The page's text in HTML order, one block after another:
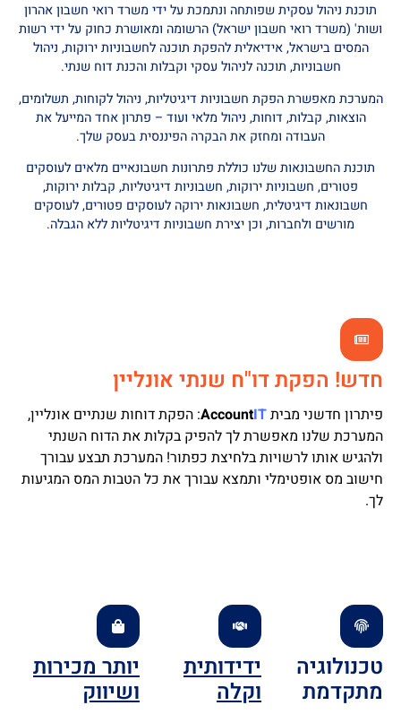
תוכנת ניהול עסקית שפותחה ונתמכת על ידי משרד רואי חשבון אהרון
ושות' (משרד רואי חשבון ישראל) הרשומה ומאושרת כחוק על ידי רשות
המסים בישראל, אידיאלית להפקת תוכנה לחשבוניות ירוקות, ניהול
חשבוניות, תוכנה לניהול עסקי וקבלות והכנת דוח שנתי.
המערכת מאפשרת הפקת חשבוניות דיגיטליות, ניהול לקוחות, תשלומים,
הוצאות, קבלות, דוחות, ניהול מלאי ועוד – פתרון אחד המייעל את
העבודה ומחזק את הבקרה הפיננסית בעסק שלך.
תוכנת החשבונאות שלנו כוללת פתרונות חשבונאיים מלאים לעוסקים
פטורים, חשבוניות ירוקות, חשבוניות דיגיטליות, קבלות ירוקות,
חשבונאות דיגיטלית, חשבונאות ירוקה לעוסקים פטורים, לעוסקים
מורשים ולחברות, וכן יצירת חשבוניות דיגיטליות ללא הגבלה.
חדש! הפקת דו"ח שנתי אונליין
פיתרון חדשני מבית AccountIT
: הפקת דוחות שנתיים אונליין,
המערכת שלנו מאפשרת לך להפיק בקלות את הדוח השנתי
ולהגיש אותו לרשויות בלחיצת כפתור! המערכת תבצע עבורך
חישוב מס אופטימלי ותמצא עבורך את כל הטבות המס המגיעות
לך.
טכנולוגיה
מתקדמת
ידידותית
וקלה
יותר מכירות
ושיווק